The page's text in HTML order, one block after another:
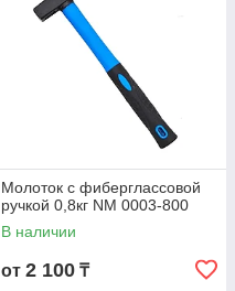
Молоток c фиберглассовой
ручкой 0,8кг NM 0003-800
В наличии
от 2 100 ₸